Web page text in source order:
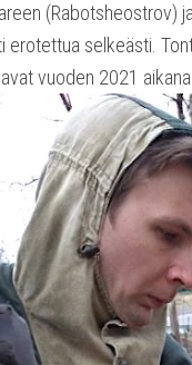
(Rabotsheostrov)
erotettua selkeästi.
vuoden 2021 aikana.